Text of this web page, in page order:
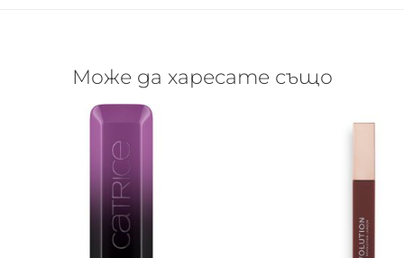
Може да харесате също